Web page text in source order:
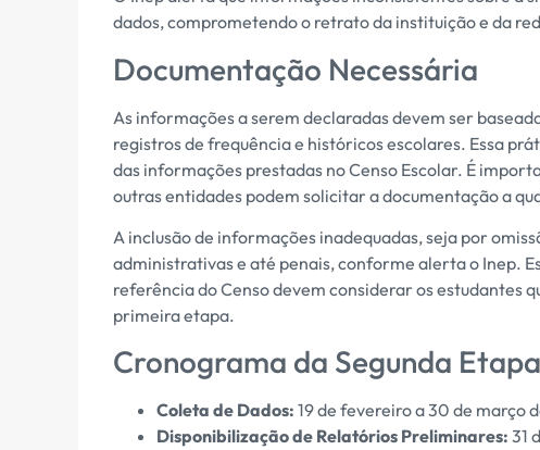
dados, comprometendo o retrato da instituição e da
Documentação Necessária
As informações a serem declaradas devem ser
registros de frequência e históricos escolares. Essa
das informações prestadas no Censo Escolar. É
outras entidades podem solicitar a documentação a
A inclusão de informações inadequadas, seja por
administrativas e até penais, conforme alerta o Inep.
referência do Censo devem considerar os estudantes
primeira etapa.
Cronograma da Segunda
Coleta de Dados: 19 de fevereiro a 30 de março
Disponibilização de Relatórios Preliminares: 31